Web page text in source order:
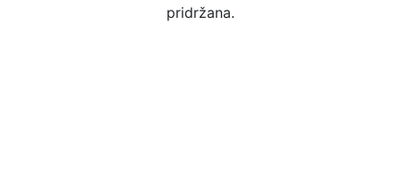
pridržana.